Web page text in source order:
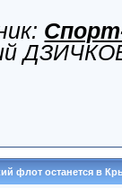
флот останется в